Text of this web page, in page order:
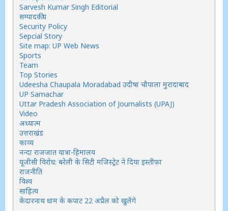
Sarvesh Kumar Singh Editorial
सम्पादकीय
Security Policy
Sepcial Story
Site map: UP Web News
Sports
Team
Top Stories
Udeesha Chaupala Moradabad उदीषा चौपाला मुरादाबाद
UP Samachar
Uttar Pradesh Association of Journalists (UPAJ)
Video
अध्यात्म
उत्तराखंड
काव्य
नन्दा राजजात यात्रा-हिमालय
यूजीसी विरोध: बरेली के सिटी मजिस्ट्रेट ने दिया इस्तीफा
राजनीति
विश्व
साहित्य
केदारनाथ धाम के कपाट 22 अप्रैल को खुलेंगे